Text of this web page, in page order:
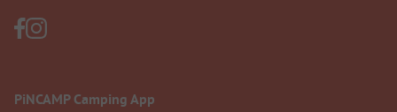
PiNCAMP Camping App